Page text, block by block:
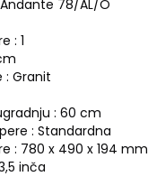
78/AL/O
: 1
: Granit
: 60 cm
: Standardna
: 780 x 490 x 194 mm
inča